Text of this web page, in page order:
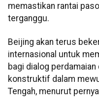
memastikan rantai
terganggu.
Beijing akan terus
internasional untuk
bagi dialog
konstruktif dalam
Tengah, menurut